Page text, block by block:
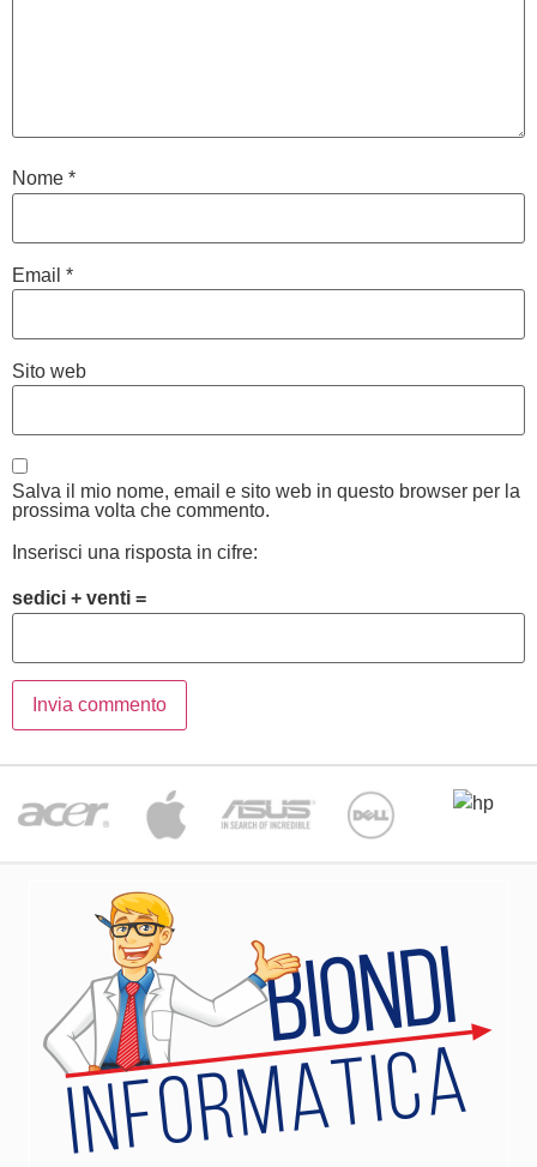
Nome *
Email *
Sito web
Salva il mio nome, email e sito web in questo browser per la
prossima volta che commento.
Inserisci una risposta in cifre:
sedici + venti =